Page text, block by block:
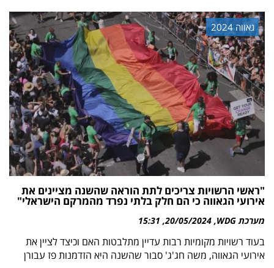
גאווה 2024
"ראשי הרשויות צריכים לתת הוראה שהשנה מציינים את
אירועי הגאווה כי הם חלק בלתי נפרד מהמרקם הישראלי"
מערכת WDG 20/05/2024
15:31
בעוד רשויות מקומיות רבות עדיין מתלבטות האם וכיצד לציין את
אירועי הגאווה, משה חג'ג' סבור שהשנה היא הזדמנות פז עבורן